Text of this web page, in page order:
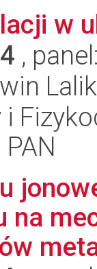
w
,
Lalik
i
na